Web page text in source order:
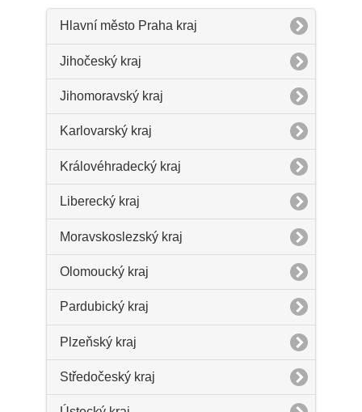
Hlavní město Praha kraj
Jihočeský kraj
Jihomoravský kraj
Karlovarský kraj
Královéhradecký kraj
Liberecký kraj
Moravskoslezský kraj
Olomoucký kraj
Pardubický kraj
Plzeňský kraj
Středočeský kraj